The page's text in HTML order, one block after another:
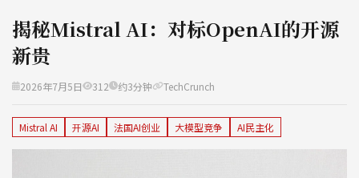
揭秘Mistral AI：对标OpenAI的开源
新贵
2026年7月5日 312 约3分钟 TechCrunch
Mistral AI 开源AI 法国AI创业 大模型竞争 AI民主化